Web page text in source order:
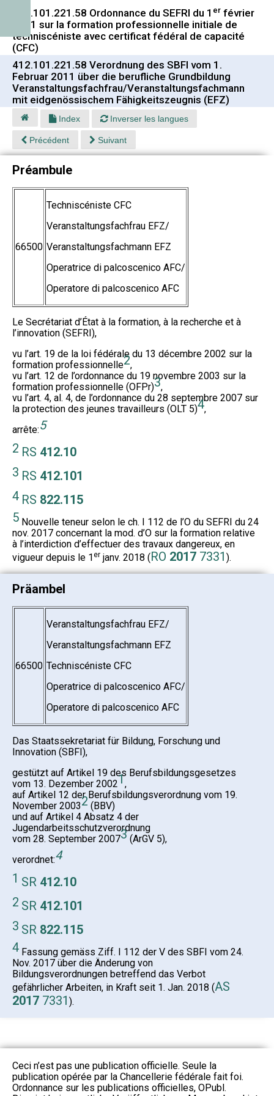
412.101.221.58 Ordonnance du SEFRI du 1 er février
2011 sur la formation professionnelle initiale de
techniscéniste avec certificat fédéral de capacité
(CFC)
412.101.221.58 Verordnung des SBFI vom 1.
Februar 2011 über die berufliche Grundbildung
Veranstaltungsfachfrau/Veranstaltungsfachmann
mit eidgenössischem Fähigkeitszeugnis (EFZ)
Index Inverser les langues
Précédent Suivant
Préambule
66500
Techniscéniste CFC
Veranstaltungsfachfrau EFZ/
Veranstaltungsfachmann EFZ
Operatrice di palcoscenico AFC/
Operatore di palcoscenico AFC
Le Secrétariat d’État à la formation, à la recherche et à
l’innovation (SEFRI),
vu l’art. 19 de la loi fédérale du 13 décembre 2002 sur la
formation professionnelle2,
vu l’art. 12 de l’ordonnance du 19 novembre 2003 sur la
formation professionnelle (OFPr)3,
vu l’art. 4, al. 4, de l’ordonnance du 28 septembre 2007 sur
la protection des jeunes travailleurs (OLT 5)4,
arrête:5
2 RS 412.10
3 RS 412.101
4 RS 822.115
5 Nouvelle teneur selon le ch. I 112 de l’O du SEFRI du 24
nov. 2017 concernant la mod. d’O sur la formation relative
à l’interdiction d’effectuer des travaux dangereux, en
vigueur depuis le 1er janv. 2018 (RO 2017 7331 ).
Präambel
66500
Veranstaltungsfachfrau EFZ/
Veranstaltungsfachmann EFZ
Techniscéniste CFC
Operatrice di palcoscenico AFC/
Operatore di palcoscenico AFC
Das Staatssekretariat für Bildung, Forschung und
Innovation (SBFI),
gestützt auf Artikel 19 des Berufsbildungsgesetzes
vom 13. Dezember 20021,
auf Artikel 12 der Berufsbildungsverordnung vom 19.
November 20032 (BBV)
und auf Artikel 4 Absatz 4 der
Jugendarbeitsschutzverordnung
vom 28. September 20073 (ArGV 5),
verordnet:4
1 SR 412.10
2 SR 412.101
3 SR 822.115
4 Fassung gemäss Ziff. I 112 der V des SBFI vom 24.
Nov. 2017 über die Änderung von
Bildungsverordnungen betreffend das Verbot
gefährlicher Arbeiten, in Kraft seit 1. Jan. 2018 (AS
2017 7331 ).
Ceci n’est pas une publication officielle. Seule la
publication opérée par la Chancellerie fédérale fait foi.
Ordonnance sur les publications officielles, OPubl.